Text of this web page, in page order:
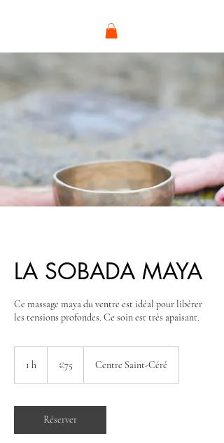
LA SOBADA MAYA
Ce massage maya du ventre est idéal pour libérer
les tensions profondes. Ce soin est très apaisant.
1 h €75 Centre Saint-Céré
Réserver